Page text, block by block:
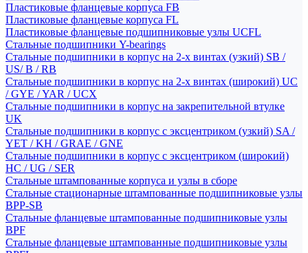
Пластиковые фланцевые корпуса FB
Пластиковые фланцевые корпуса FL
Пластиковые фланцевые подшипниковые узлы UCFL
Стальные подшипники Y-bearings
Стальные подшипники в корпус на 2-х винтах (узкий) SB /
US/ B / RB
Стальные подшипники в корпус на 2-х винтах (широкий) UC
/ GYE / YAR / UCX
Стальные подшипники в корпус на закрепительной втулке
UK
Стальные подшипники в корпус с эксцентриком (узкий) SA /
YET / KH / GRAE / GNE
Стальные подшипники в корпус с эксцентриком (широкий)
HC / UG / SER
Стальные штампованные корпуса и узлы в сборе
Стальные стационарные штампованные подшипниковые узлы
BPP-SB
Стальные фланцевые штампованные подшипниковые узлы
BPF
Стальные фланцевые штампованные подшипниковые узлы